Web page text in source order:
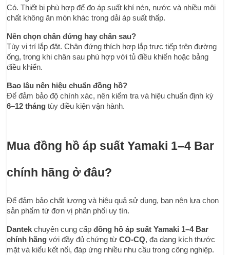
Có. Thiết bị phù hợp để đo áp suất khí nén, nước và nhiều môi
chất không ăn mòn khác trong dải áp suất thấp.
Nên chọn chân đứng hay chân sau?
Tùy vị trí lắp đặt. Chân đứng thích hợp lắp trực tiếp trên đường
ống, trong khi chân sau phù hợp với tủ điều khiển hoặc bảng
điều khiển.
Bao lâu nên hiệu chuẩn đồng hồ?
6–12 tháng tùy điều kiện vận hành.
Mua đồng hồ áp suất Yamaki 1–4 Bar
chính hãng ở đâu?
Để đảm bảo chất lượng và hiệu quả sử dụng, bạn nên lựa chọn
sản phẩm từ đơn vị phân phối uy tín.
Dantek chuyên cung cấp đồng hồ áp suất Yamaki 1–4 Bar
chính hãng với đầy đủ chứng từ CO-CQ, đa dạng kích thước
mặt và kiểu kết nối, đáp ứng nhiều nhu cầu trong công nghiệp.